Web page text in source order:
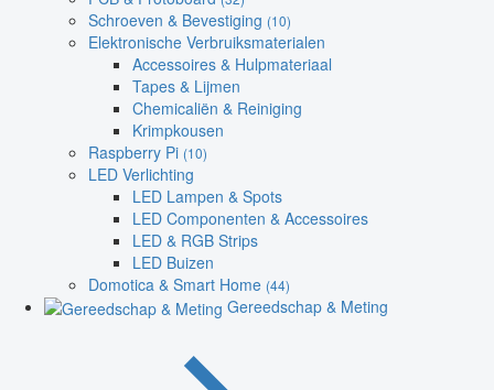
Schroeven & Bevestiging (10)
Elektronische Verbruiksmaterialen
Accessoires & Hulpmateriaal
Tapes & Lijmen
Chemicaliën & Reiniging
Krimpkousen
Raspberry Pi (10)
LED Verlichting
LED Lampen & Spots
LED Componenten & Accessoires
LED & RGB Strips
LED Buizen
Domotica & Smart Home (44)
Gereedschap & Meting